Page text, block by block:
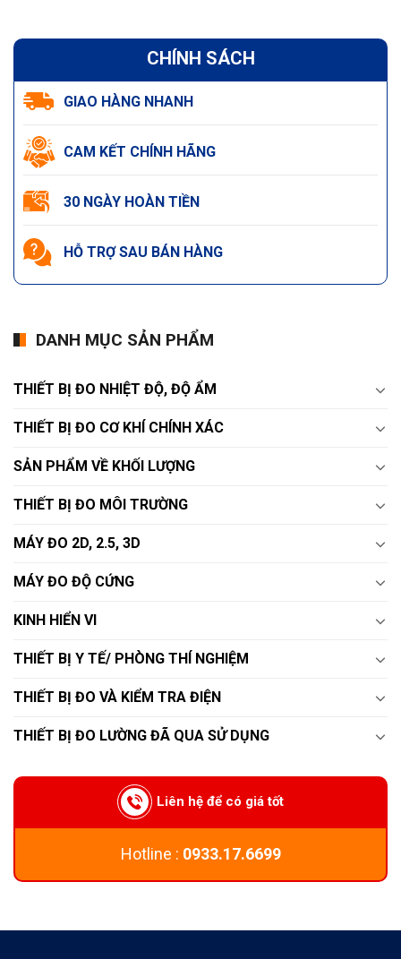
CHÍNH SÁCH
GIAO HÀNG NHANH
CAM KẾT CHÍNH HÃNG
30 NGÀY HOÀN TIỀN
HỖ TRỢ SAU BÁN HÀNG
DANH MỤC SẢN PHẨM
THIẾT BỊ ĐO NHIỆT ĐỘ, ĐỘ ẨM
THIẾT BỊ ĐO CƠ KHÍ CHÍNH XÁC
SẢN PHẨM VỀ KHỐI LƯỢNG
THIẾT BỊ ĐO MÔI TRƯỜNG
MÁY ĐO 2D, 2.5, 3D
MÁY ĐO ĐỘ CỨNG
KINH HIỂN VI
THIẾT BỊ Y TẾ/ PHÒNG THÍ NGHIỆM
THIẾT BỊ ĐO VÀ KIỂM TRA ĐIỆN
THIẾT BỊ ĐO LƯỜNG ĐÃ QUA SỬ DỤNG
Liên hệ để có giá tốt
Hotline : 0933.17.6699